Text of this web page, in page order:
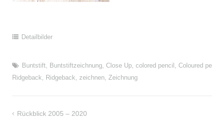
Detailbilder
Buntstift, Buntstiftzeichnung, Close Up, colored pencil , Coloured
Ridgeback, Ridgeback, zeichnen, Zeichnung
Beitragsnavigation
Rückblick 2005 – 2020